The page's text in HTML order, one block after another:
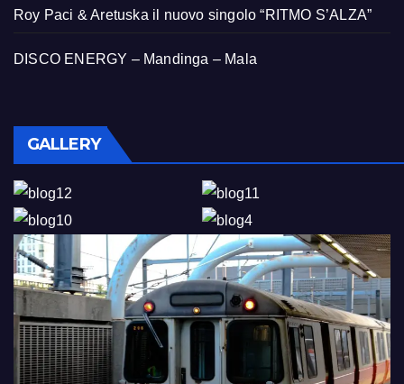
Roy Paci & Aretuska il nuovo singolo “RITMO S’ALZA”
DISCO ENERGY – Mandinga – Mala
GALLERY